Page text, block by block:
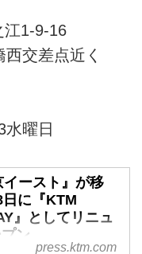
1-9-16
交差点近く
曜日
イースト』が移
に『KTM
』としてリニュ
ン
press.ktm.com